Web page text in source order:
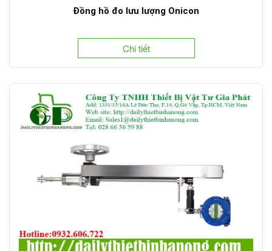
Đồng hồ đo lưu lượng Onicon
Chi tiết